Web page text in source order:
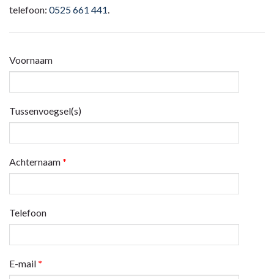
telefoon: 0525 661 441.
Voornaam
Tussenvoegsel(s)
Achternaam *
Telefoon
E-mail *